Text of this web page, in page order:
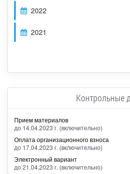
2022
2021
Контрольные
Прием материалов
до 14.04.2023 г. (включительно)
Оплата организационного взноса
до 17.04.2023 г. (включительно)
Электронный вариант
до 21.04.2023 г. (включительно)